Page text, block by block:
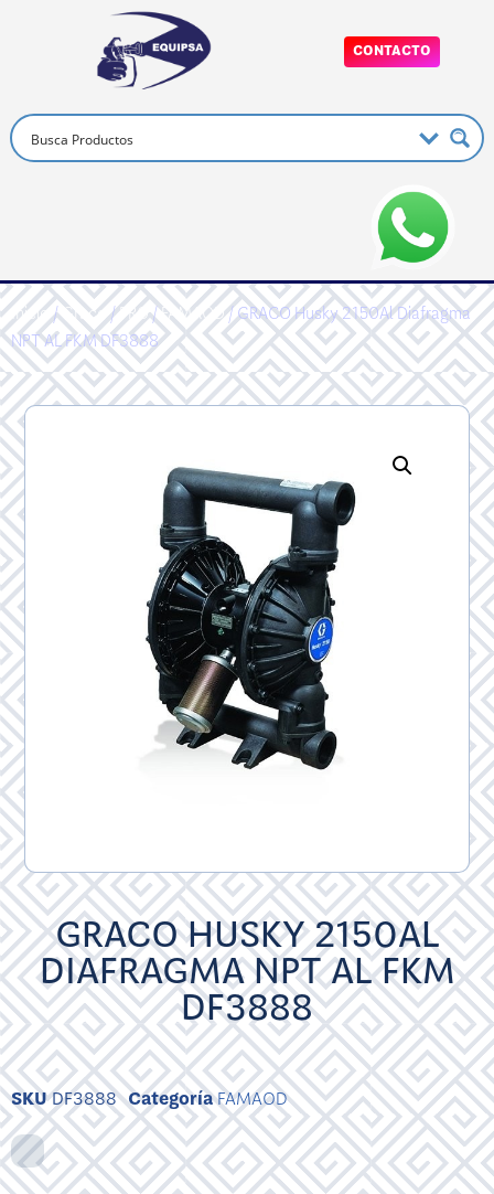
CONTACTO
Inicio/Graco/PRO/FAMAOD/ GRACO Husky 2150Al Diafragma
NPT AL FKM DF3888
GRACO HUSKY 2150AL
DIAFRAGMA NPT AL FKM
DF3888
SKUDF3888 CategoríaFAMAOD